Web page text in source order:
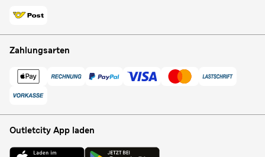
Zahlungsarten
Outletcity App laden